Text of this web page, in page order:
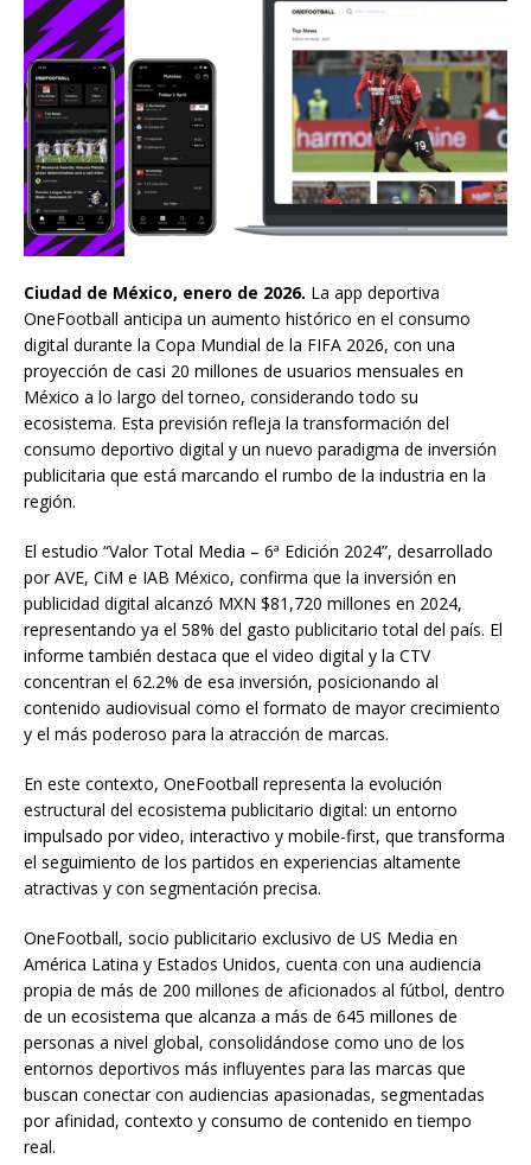
Ciudad de México, enero de 2026. La app deportiva
OneFootball anticipa un aumento histórico en el consumo
digital durante la Copa Mundial de la FIFA 2026, con una
proyección de casi 20 millones de usuarios mensuales en
México a lo largo del torneo, considerando todo su
ecosistema. Esta previsión refleja la transformación del
consumo deportivo digital y un nuevo paradigma de inversión
publicitaria que está marcando el rumbo de la industria en la
región.
El estudio “Valor Total Media – 6ª Edición 2024”, desarrollado
por AVE, CiM e IAB México, confirma que la inversión en
publicidad digital alcanzó MXN $81,720 millones en 2024,
representando ya el 58% del gasto publicitario total del país. El
informe también destaca que el video digital y la CTV
concentran el 62.2% de esa inversión, posicionando al
contenido audiovisual como el formato de mayor crecimiento
y el más poderoso para la atracción de marcas.
En este contexto, OneFootball representa la evolución
estructural del ecosistema publicitario digital: un entorno
impulsado por video, interactivo y mobile-first, que transforma
el seguimiento de los partidos en experiencias altamente
atractivas y con segmentación precisa.
OneFootball, socio publicitario exclusivo de US Media en
América Latina y Estados Unidos, cuenta con una audiencia
propia de más de 200 millones de aficionados al fútbol, dentro
de un ecosistema que alcanza a más de 645 millones de
personas a nivel global, consolidándose como uno de los
entornos deportivos más influyentes para las marcas que
buscan conectar con audiencias apasionadas, segmentadas
por afinidad, contexto y consumo de contenido en tiempo
real.